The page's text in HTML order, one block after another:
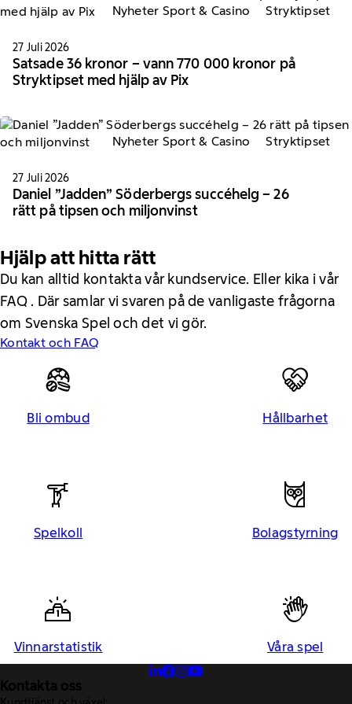
Nyheter Sport & Casino Stryktipset
27 Juli 2026
Satsade 36 kronor – vann 770 000 kronor på
Stryktipset med hjälp av Pix
Nyheter Sport & Casino Stryktipset
27 Juli 2026
Daniel ”Jadden” Söderbergs succéhelg – 26
rätt på tipsen och miljonvinst
Hjälp att hitta rätt
Du kan alltid kontakta vår kundservice. Eller kika i vår
FAQ . Där samlar vi svaren på de vanligaste frågorna
om Svenska Spel och det vi gör.
Kontakt och FAQ
Bli ombud Hållbarhet
Spelkoll Bolagstyrning
Vinnarstatistik Våra spel
Kontakta oss